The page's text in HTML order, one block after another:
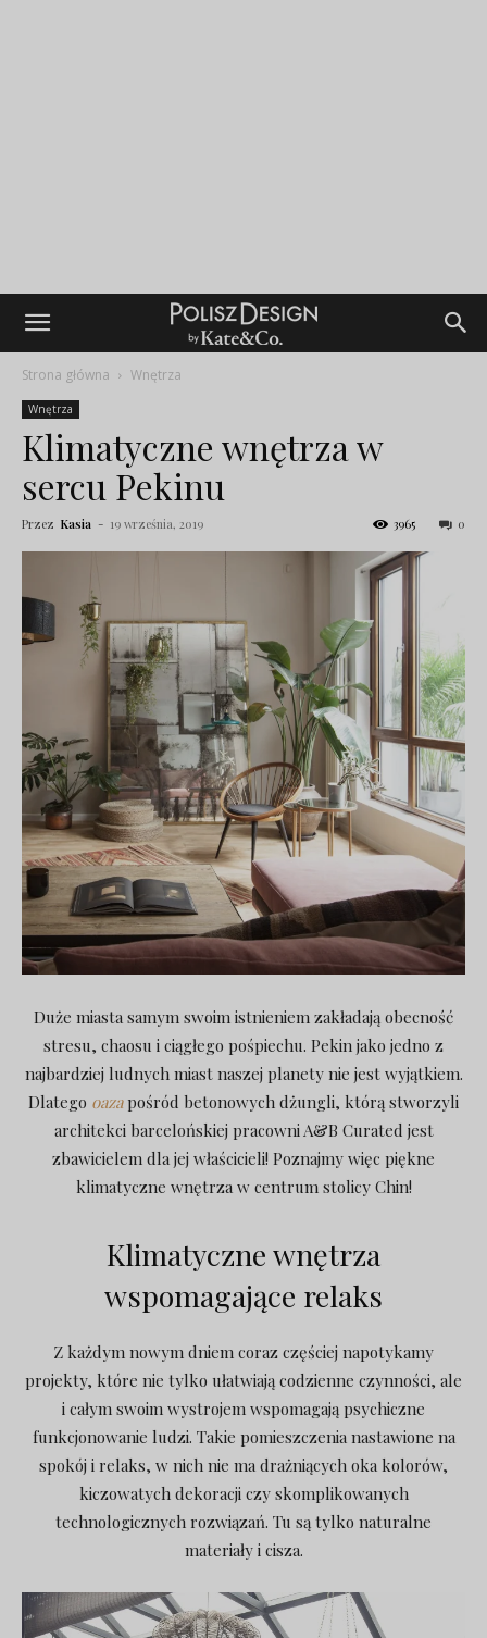
Strona główna Wnętrza
Wnętrza
Klimatyczne wnętrza w
sercu Pekinu
Przez Kasia - 19 września, 2019 0
3965
Duże miasta samym swoim istnieniem zakładają obecność
stresu, chaosu i ciągłego pośpiechu. Pekin jako jedno z
najbardziej ludnych miast naszej planety nie jest wyjątkiem.
Dlatego oazapośród betonowych dżungli, którą stworzyli
architekci barcelońskiej pracowni A&B Curated jest
zbawicielem dla jej właścicieli! Poznajmy więc piękne
klimatyczne wnętrza w centrum stolicy Chin!
Klimatyczne wnętrza
wspomagające relaks
Z każdym nowym dniem coraz częściej napotykamy
projekty, które nie tylko ułatwiają codzienne czynności, ale
i całym swoim wystrojem wspomagają psychiczne
funkcjonowanie ludzi. Takie pomieszczenia nastawione na
spokój i relaks, w nich nie ma drażniących oka kolorów,
kiczowatych dekoracji czy skomplikowanych
technologicznych rozwiązań. Tu są tylko naturalne
materiały i cisza.